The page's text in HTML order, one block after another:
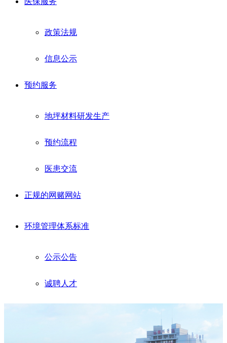
政策法规
信息公示
预约服务
地坪材料研发生产
预约流程
医患交流
正规的网赌网站
环境管理体系标准
公示公告
诚聘人才